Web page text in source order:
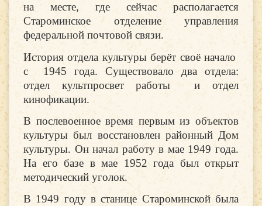
на месте, где сейчас располагается
Староминское отделение управления
федеральной почтовой связи.
История отдела культуры берёт своё начало
с 1945 года. Существовало два отдела:
отдел культпросвет работы и отдел
кинофикации.
В послевоенное время первым из объектов
культуры был восстановлен районный Дом
культуры. Он начал работу в мае 1949 года.
На его базе в мае 1952 года был открыт
методический уголок.
В 1949 году в станице Староминской была